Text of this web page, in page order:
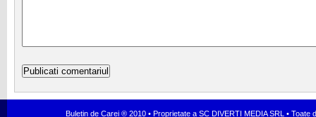
Buletin de Carei ® 2010 • Proprietate a SC DIVERTI MEDIA SRL •